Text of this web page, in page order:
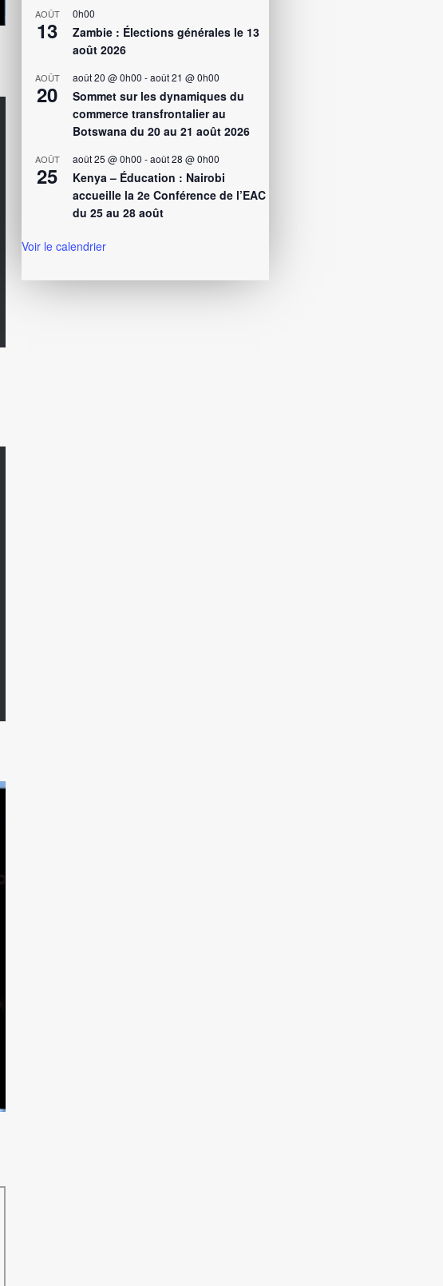
AOÛT
13
0h00
Zambie : Élections générales le 13
août 2026
AOÛT
20
août 20 @ 0h00 -août 21 @ 0h00
Sommet sur les dynamiques du
commerce transfrontalier au
Botswana du 20 au 21 août 2026
AOÛT
25
août 25 @ 0h00 -août 28 @ 0h00
Kenya – Éducation : Nairobi
accueille la 2e Conférence de l’EAC
du 25 au 28 août
Voir le calendrier